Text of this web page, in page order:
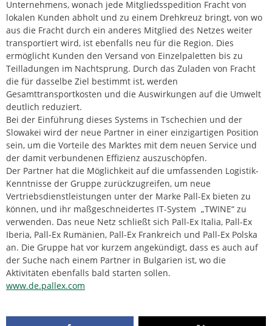
Unternehmens, wonach jede Mitgliedsspedition Fracht von
lokalen Kunden abholt und zu einem Drehkreuz bringt, von wo
aus die Fracht durch ein anderes Mitglied des Netzes weiter
transportiert wird, ist ebenfalls neu für die Region. Dies
ermöglicht Kunden den Versand von Einzelpaletten bis zu
Teilladungen im Nachtsprung. Durch das Zuladen von Fracht
die für dasselbe Ziel bestimmt ist, werden
Gesamttransportkosten und die Auswirkungen auf die Umwelt
deutlich reduziert.
Bei der Einführung dieses Systems in Tschechien und der
Slowakei wird der neue Partner in einer einzigartigen Position
sein, um die Vorteile des Marktes mit dem neuen Service und
der damit verbundenen Effizienz auszuschöpfen.
Der Partner hat die Möglichkeit auf die umfassenden Logistik-
Kenntnisse der Gruppe zurückzugreifen, um neue
Vertriebsdienstleistungen unter der Marke Pall-Ex bieten zu
können, und ihr maßgeschneidertes IT-System „TWINE“ zu
verwenden. Das neue Netz schließt sich Pall-Ex Italia, Pall-Ex
Iberia, Pall-Ex Rumänien, Pall-Ex Frankreich und Pall-Ex Polska
an. Die Gruppe hat vor kurzem angekündigt, dass es auch auf
der Suche nach einem Partner in Bulgarien ist, wo die
Aktivitäten ebenfalls bald starten sollen.
www.de.pallex.com